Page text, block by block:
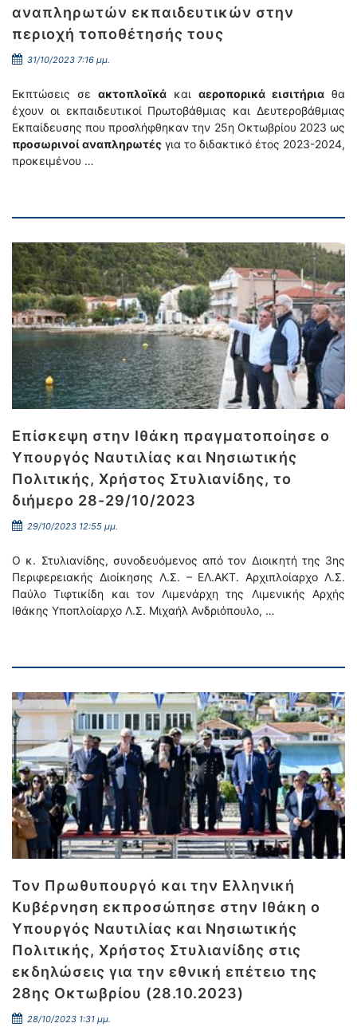
αναπληρωτών εκπαιδευτικών στην
περιοχή τοποθέτησής τους
31/10/2023 7:16 μμ.
Εκπτώσεις σε ακτοπλοϊκά και αεροπορικά εισιτήρια θα
έχουν οι εκπαιδευτικοί Πρωτοβάθμιας και Δευτεροβάθμιας
Εκπαίδευσης που προσλήφθηκαν την 25η Οκτωβρίου 2023 ως
προσωρινοί αναπληρωτές για το διδακτικό έτος 2023-2024,
προκειμένου …
Επίσκεψη στην Ιθάκη πραγματοποίησε ο
Υπουργός Ναυτιλίας και Νησιωτικής
Πολιτικής, Χρήστος Στυλιανίδης, το
διήμερο 28-29/10/2023
29/10/2023 12:55 μμ.
Ο κ. Στυλιανίδης, συνοδευόμενος από τον Διοικητή της 3ης
Περιφερειακής Διοίκησης Λ.Σ. – ΕΛ.ΑΚΤ. Αρχιπλοίαρχο Λ.Σ.
Παύλο Τιφτικίδη και τον Λιμενάρχη της Λιμενικής Αρχής
Ιθάκης Υποπλοίαρχο Λ.Σ. Μιχαήλ Ανδριόπουλο, …
Τον Πρωθυπουργό και την Ελληνική
Κυβέρνηση εκπροσώπησε στην Ιθάκη ο
Υπουργός Ναυτιλίας και Νησιωτικής
Πολιτικής, Χρήστος Στυλιανίδης στις
εκδηλώσεις για την εθνική επέτειο της
28ης Οκτωβρίου (28.10.2023)
28/10/2023 1:31 μμ.